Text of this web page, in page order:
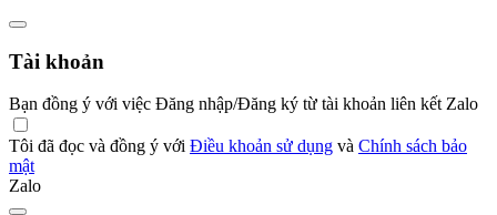
Tài khoản
Bạn đồng ý với việc Đăng nhập/Đăng ký từ tài khoản liên kết Zalo
Tôi đã đọc và đồng ý với Điều khoản sử dụng và Chính sách bảo
mật
Zalo